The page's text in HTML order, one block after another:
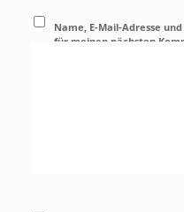
Name, E-Mail-Adresse
für meinen nächsten